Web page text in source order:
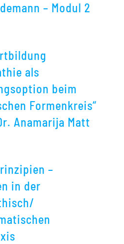
– Modul 2
als
beim
Formenkreis“
Anamarija Matt
–
in der